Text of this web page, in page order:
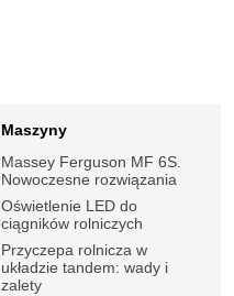
Maszyny
Massey Ferguson MF 6S.
Nowoczesne rozwiązania
Oświetlenie LED do
ciągników rolniczych
Przyczepa rolnicza w
układzie tandem: wady i
zalety